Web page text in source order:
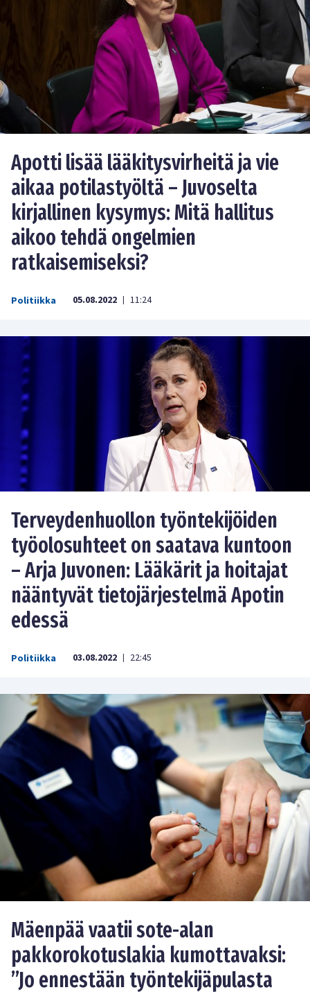
Apotti lisää lääkitysvirheitä ja vie
aikaa potilastyöltä – Juvoselta
kirjallinen kysymys: Mitä hallitus
aikoo tehdä ongelmien
ratkaisemiseksi?
Politiikka 05.08.2022 | 11:24
Terveydenhuollon työntekijöiden
työolosuhteet on saatava kuntoon
– Arja Juvonen: Lääkärit ja hoitajat
nääntyvät tietojärjestelmä Apotin
edessä
Politiikka 03.08.2022 | 22:45
Mäenpää vaatii sote-alan
pakkorokotuslakia kumottavaksi:
”Jo ennestään työntekijäpulasta